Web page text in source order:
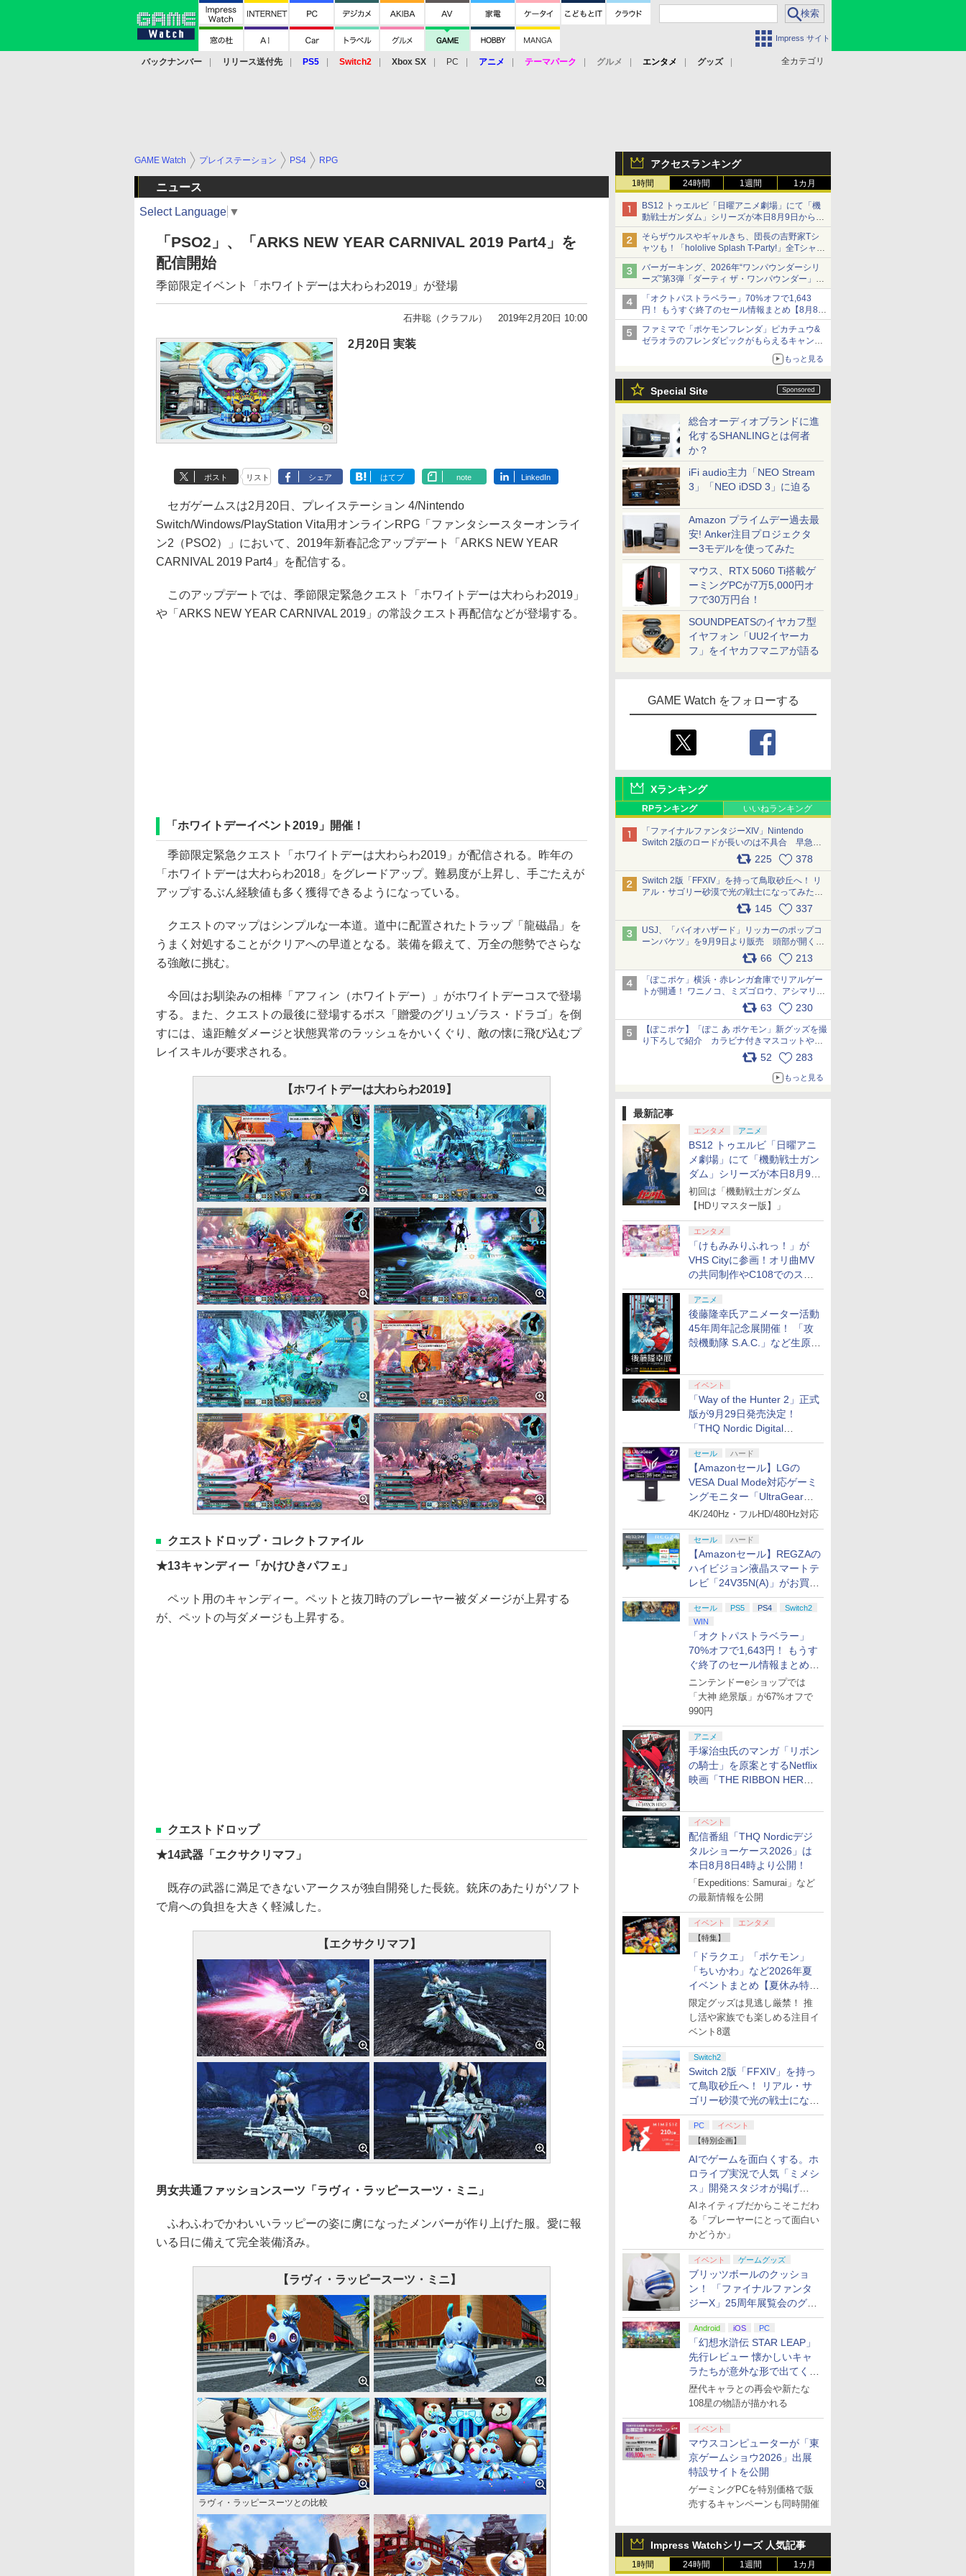
Impress サイト
全カテゴリ
バックナンバー リリース送付先 PS5 Switch2 Xbox SX PC アニメ テーマパーク グルメ エンタメ
グッズ
アクセスランキング
1時間 24時間 1週間 1カ月
BS12 トゥエルビ「日曜アニメ劇場」にて「機
動戦士ガンダム」シリーズが本日8月9日から8
週連続で放送
初回は「機動戦士ガンダム【HDリマスター
版】」
そらザウルスやギャルきち、団長の吉野家Tシ
ャツも！「hololive Splash T-Party!」全Tシャツ
ラインナップ公開＆オンライン販売開始
バーガーキング、2026年“ワンパウンダーシリ
ーズ”第3弾「ダーティ ザ・ワンパウンダー」を
8月7日発売
「特製ガーリックマヨソース」を使用した超大
型チーズバーガー
「オクトパストラベラー」70%オフで1,643
円！ もうすぐ終了のセール情報まとめ【8月8日
更新】
ニンテンドーeショップでは「大神 絶景版」が
67%オフで990円
ファミマで「ポケモンフレンダ」ピカチュウ&
ゼラオラのフレンダピックがもらえるキャンペ
もっと見る
Special Site
総合オーディオブランドに進
化するSHANLINGとは何者
か？
iFi audio主力「NEO Stream
3」「NEO iDSD 3」に迫る
Amazon プライムデー過去最
安! Anker注目プロジェクタ
ー3モデルを使ってみた
マウス、RTX 5060 Ti搭載ゲ
ーミングPCが7万5,000円オ
フで30万円台！
SOUNDPEATSのイヤカフ型
イヤフォン「UU2イヤーカ
フ」をイヤカフマニアが語る
GAME Watch をフォローする
Xランキング
RPランキング いいねランキング
「ファイナルファンタジーXIV」Nintendo
Switch 2版のロードが長いのは不具合 早急に
アップデートできるよう対応中225 378
Switch 2版「FFXIV」を持って鳥取砂丘へ！ リ
アル・サゴリー砂漠で光の戦士になってみた
145 337
USJ、「バイオハザード」リッカーのポップコ
ーンバケツ」を9月9日より販売 頭部が開く仕
組み。味は恐怖を堪のう「味噌フレーバー」
66 213
「ぽこポケ」横浜・赤レンガ倉庫でリアルゲー
トが開通！ ワニノコ、ミズゴロウ、アシマリ登
場シーンをレポート pic.x.com/LDgEByVl6D
63 230
【ぽこポケ】「ぽこ あ ポケモン」新グッズを撮
り下ろしで紹介 カラビナ付きマスコットやス
52 283
もっと見る
最新記事
エンタメ アニメ
BS12 トゥエルビ「日曜アニ
メ劇場」にて「機動戦士ガン
ダム」シリーズが本日8月9日
から8週連続で放送
初回は「機動戦士ガンダム
【HDリマスター版】」
エンタメ
「けもみみりふれっ！」が
VHS Cityに参画！オリ曲MV
の共同制作やC108でのスペ
シャルコラボ広告を掲出
アニメ
後藤隆幸氏アニメーター活動
45年周年記念展開催！ 「攻
殻機動隊 S.A.C.」など生原
イベント
「Way of the Hunter 2」正式
版が9月29日発売決定！
「THQ Nordic Digital
Showcase 2026」まとめ
セール ハード
【Amazonセール】LGの
VESA Dual Mode対応ゲーミ
ングモニター「UltraGear
27G850A-B」がお買い得！
4K/240Hz・フルHD/480Hz対応
セール ハード
【Amazonセール】REGZAの
ハイビジョン液晶スマートテ
レビ「24V35N(A)」がお買い
得！
セール PS5 PS4
Switch2
WIN
「オクトパストラベラー」
70%オフで1,643円！ もうす
ぐ終了のセール情報まとめ
【8月8日更新】
ニンテンドーeショップでは
「大神 絶景版」が67%オフで
990円
アニメ
手塚治虫氏のマンガ「リボン
の騎士」を原案とするNetflix
映画「THE RIBBON HERO
イベント
配信番組「THQ Nordicデジ
タルショーケース2026」は
本日8月8日4時より公開！
「Expeditions: Samurai」など
の最新情報を公開
イベント
エンタメ
【特集】
「ドラクエ」「ポケモン」
「ちいかわ」など2026年夏
イベントまとめ【夏休み特
集】
限定グッズは見逃し厳禁！ 推
し活や家族でも楽しめる注目イ
ベント8選
Switch2
Switch 2版「FFXIV」を持っ
て鳥取砂丘へ！ リアル・サ
ゴリー砂漠で光の戦士になっ
てみた
PC
イベント
【特別企画】
AIでゲームを面白くする。ホ
ロライブ実況で人気「ミメシ
ス」開発スタジオが掲げ
る“AI活用の信念”とは？【講
演レポート】
AIネイティブだからこそこだわ
る「プレーヤーにとって面白い
かどうか」
イベント ゲームグッズ
ブリッツボールのクッショ
ン！ 「ファイナルファンタ
ジーX」25周年展覧会のグッ
ズ情報が公開
Android iOS PC
「幻想水滸伝 STAR LEAP」
先行レビュー 懐かしいキャ
ラたちが意外な形で出てくる
シリーズ完全新作！
歴代キャラとの再会や新たな
108星の物語が描かれる
イベント
マウスコンピューターが「東
京ゲームショウ2026」出展
特設サイトを公開
ゲーミングPCを特別価格で販
売するキャンペーンも同時開催
Impress Watchシリーズ 人気記事
1時間 24時間 1週間 1カ月
GAME Watch プレイステーション PS4 RPG
ニュース
Select Language ▼
「PSO2」、「ARKS NEW YEAR CARNIVAL 2019 Part4」を
配信開始
季節限定イベント「ホワイトデーは大わらわ2019」が登場
石井聡（クラフル） 2019年2月20日 10:00
2月20日 実装
ポスト リスト シェア はてブ note LinkedIn
セガゲームスは2月20日、プレイステーション 4/Nintendo
Switch/Windows/PlayStation Vita用オンラインRPG「ファンタシースターオンライ
ン2（PSO2）」において、2019年新春記念アップデート「ARKS NEW YEAR
CARNIVAL 2019 Part4」を配信する。
このアップデートでは、季節限定緊急クエスト「ホワイトデーは大わらわ2019」
や「ARKS NEW YEAR CARNIVAL 2019」の常設クエスト再配信などが登場する。
「ホワイトデーイベント2019」開催！
季節限定緊急クエスト「ホワイトデーは大わらわ2019」が配信される。昨年の
「ホワイトデーは大わらわ2018」をグレードアップ。難易度が上昇し、手ごたえが
アップするぶん経験値も多く獲得できるようになっている。
クエストのマップはシンプルな一本道。道中に配置されたトラップ「龍磁晶」を
うまく対処することがクリアへの早道となる。装備を鍛えて、万全の態勢でさらな
る強敵に挑む。
今回はお馴染みの相棒「アフィン（ホワイトデー）」がホワイトデーコスで登場
する。また、クエストの最後に登場するボス「贈愛のグリュゾラス・ドラゴ」を倒
すには、遠距離ダメージと状態異常のラッシュをかいくぐり、敵の懐に飛び込むプ
レイスキルが要求される。
【ホワイトデーは大わらわ2019】
クエストドロップ・コレクトファイル
★13キャンディー「かけひきパフェ」
ペット用のキャンディー。ペットと抜刀時のプレーヤー被ダメージが上昇する
が、ペットの与ダメージも上昇する。
クエストドロップ
★14武器「エクサクリマフ」
既存の武器に満足できないアークスが独自開発した長銃。銃床のあたりがソフト
で肩への負担を大きく軽減した。
【エクサクリマフ】
男女共通ファッションスーツ「ラヴィ・ラッピースーツ・ミニ」
ふわふわでかわいいラッピーの姿に虜になったメンバーが作り上げた服。愛に報
いる日に備えて完全装備済み。
【ラヴィ・ラッピースーツ・ミニ】
ラヴィ・ラッピースーツとの比較